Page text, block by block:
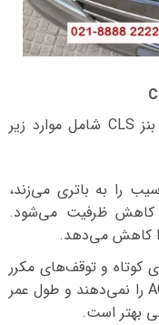
عوامل موثر بر طول عمر باتری مرسدس بنز CLS شامل موارد زیر
را به باتری می‌زند،
و کاهش ظرفیت می‌شود.
را کاهش می‌دهد.
کوتاه و توقف‌های مکرر
فرصت کافی برای شارژ کامل باتری AGM را نمی‌دهند و طول عمر
بهتر است.